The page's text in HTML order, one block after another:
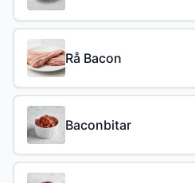
Rå Bacon
Baconbitar